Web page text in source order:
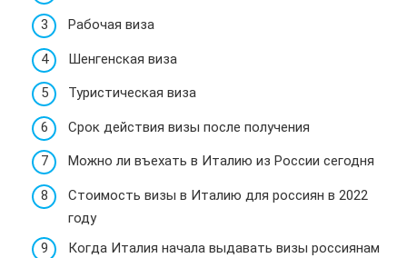
Рабочая виза
Шенгенская виза
Туристическая виза
Срок действия визы после получения
Можно ли въехать в Италию из России сегодня
Стоимость визы в Италию для россиян в 2022
году
Когда Италия начала выдавать визы россиянам